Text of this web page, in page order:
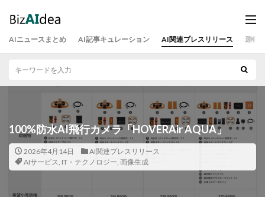
AIニュースまとめ AI記事キュレーション AI関連プレスリリース 運営
100%防水AI飛行カメラ「HOVERAir AQUA」
2026年4月14日
AI関連プレスリリース
AIサービス, IT・テクノロジー, 画像生成